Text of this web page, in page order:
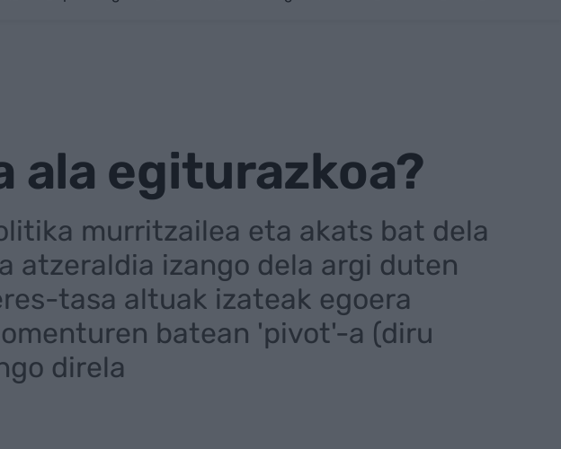
ala egiturazkoa?
murritzailea eta akats bat dela
atzeraldia izango dela argi duten
tasa altuak izateak egoera
batean 'pivot'-a (diru
direla